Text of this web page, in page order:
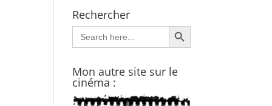
Rechercher
Search
for:
Search Button
Mon autre site sur le
cinéma :